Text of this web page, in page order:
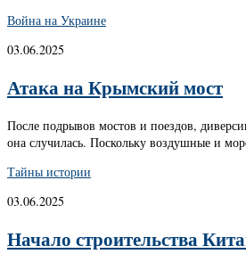
Война на Украине
03.06.2025
Атака на Крымский мост
После подрывов мостов и поездов,
она случилась. Поскольку воздушные и
Тайны истории
03.06.2025
Начало строительства